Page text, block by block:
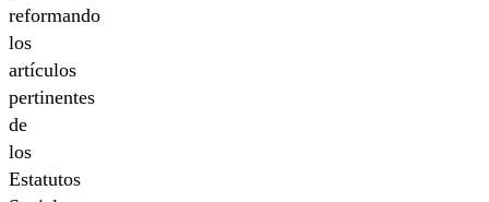
reformando
los
artículos
pertinentes
de
los
Estatutos